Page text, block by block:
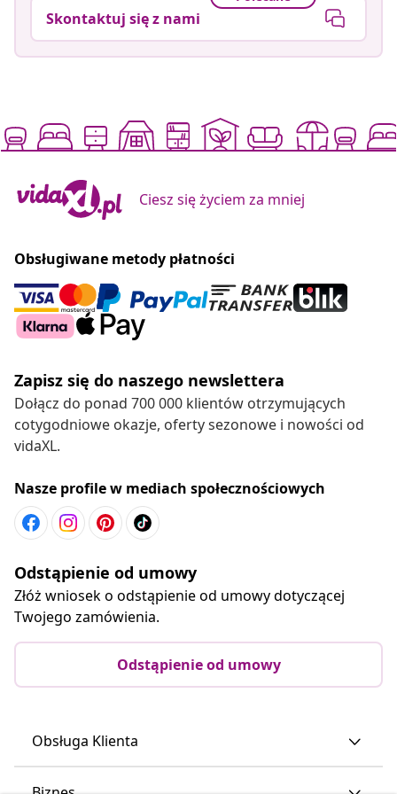
Skontaktuj się z nami
Ciesz się życiem za mniej
Obsługiwane metody płatności
Zapisz się do naszego newslettera
Dołącz do ponad 700 000 klientów otrzymujących
cotygodniowe okazje, oferty sezonowe i nowości od
vidaXL.
Nasze profile w mediach społecznościowych
Odstąpienie od umowy
Złóż wniosek o odstąpienie od umowy dotyczącej
Twojego zamówienia.
Odstąpienie od umowy
Obsługa Klienta